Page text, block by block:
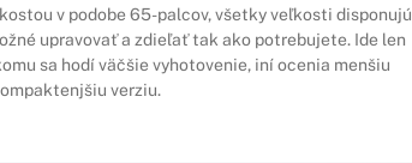
v podobe 65-palcov, všetky veľkosti disponujú
upravovať a zdieľať tak ako potrebujete. Ide len
sa hodí väčšie vyhotovenie, iní ocenia menšiu
verziu.